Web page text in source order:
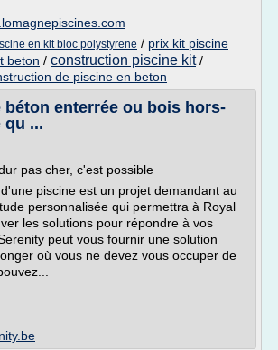
en kit bloc polystyrene / prix kit piscine
beton / construction piscine kit/
de piscine en beton
béton enterrée ou bois hors-
qu ...
pas cher, c'est possible
piscine est un projet demandant au
personnalisée qui permettra à Royal
les solutions pour répondre à vos
peut vous fournir une solution
où vous ne devez vous occuper de